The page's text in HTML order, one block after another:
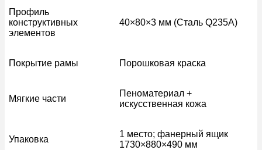
Профиль
конструктивных
элементов
40×80×3 мм (Сталь Q235A)
Покрытие рамы Порошковая краска
Мягкие части
Пеноматериал +
искусственная кожа
Упаковка
1 место; фанерный ящик
1730×880×490 мм